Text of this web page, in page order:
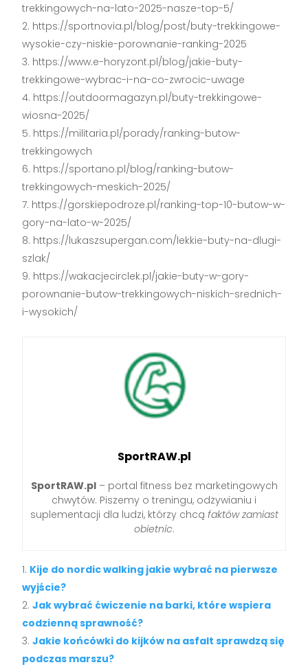
trekkingowych-na-lato-2025-nasze-top-5/
https://sportnovia.pl/blog/post/buty-trekkingowe-
wysokie-czy-niskie-porownanie-ranking-2025
https://www.e-horyzont.pl/blog/jakie-buty-
trekkingowe-wybrac-i-na-co-zwrocic-uwage
https://outdoormagazyn.pl/buty-trekkingowe-
wiosna-2025/
https://militaria.pl/porady/ranking-butow-
trekkingowych
https://sportano.pl/blog/ranking-butow-
trekkingowych-meskich-2025/
https://gorskiepodroze.pl/ranking-top-10-butow-w-
gory-na-lato-w-2025/
https://lukaszsupergan.com/lekkie-buty-na-dlugi-
szlak/
https://wakacjecirclek.pl/jakie-buty-w-gory-
porownanie-butow-trekkingowych-niskich-srednich-
i-wysokich/
SportRAW.pl
SportRAW.pl– portal fitness bez marketingowych
chwytów. Piszemy o treningu, odżywianiu i
suplementacji dla ludzi, którzy chcą faktów zamiast
obietnic.
Kije do nordic walking jakie wybrać na pierwsze
wyjście?
Jak wybrać ćwiczenie na barki, które wspiera
codzienną sprawność?
Jakie końcówki do kijków na asfalt sprawdzą się
podczas marszu?